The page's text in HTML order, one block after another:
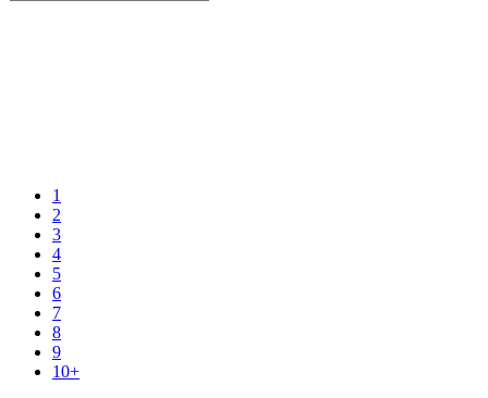
1
2
3
4
5
6
7
8
9
10+